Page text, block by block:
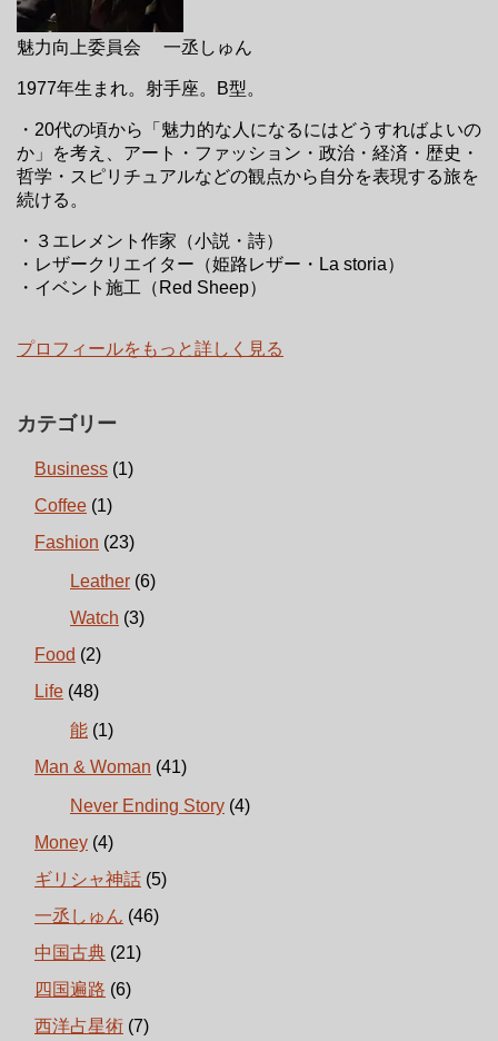
魅力向上委員会 一丞しゅん
1977年生まれ。射手座。B型。
・20代の頃から「魅力的な人になるにはどうすればよいの
か」を考え、アート・ファッション・政治・経済・歴史・
哲学・スピリチュアルなどの観点から自分を表現する旅を
続ける。
・３エレメント作家（小説・詩）
・レザークリエイター（姫路レザー・La storia）
・イベント施工（Red Sheep）
プロフィールをもっと詳しく見る
カテゴリー
Business (1)
Coffee (1)
Fashion (23)
Leather (6)
Watch (3)
Food (2)
Life (48)
能 (1)
Man & Woman (41)
Never Ending Story (4)
Money (4)
ギリシャ神話 (5)
一丞しゅん (46)
中国古典 (21)
四国遍路 (6)
西洋占星術 (7)